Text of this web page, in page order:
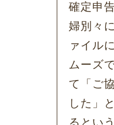
確定申
婦別々
ァイル
ムーズ
て「ご
した」
るとい